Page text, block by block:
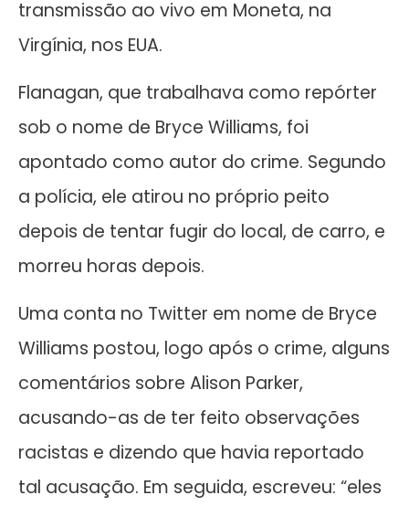
transmissão ao vivo em Moneta, na
Virgínia, nos EUA.
Flanagan, que trabalhava como repórter
sob o nome de Bryce Williams, foi
apontado como autor do crime. Segundo
a polícia, ele atirou no próprio peito
depois de tentar fugir do local, de carro, e
morreu horas depois.
Uma conta no Twitter em nome de Bryce
Williams postou, logo após o crime, alguns
comentários sobre Alison Parker,
acusando-as de ter feito observações
racistas e dizendo que havia reportado
tal acusação. Em seguida, escreveu: “eles